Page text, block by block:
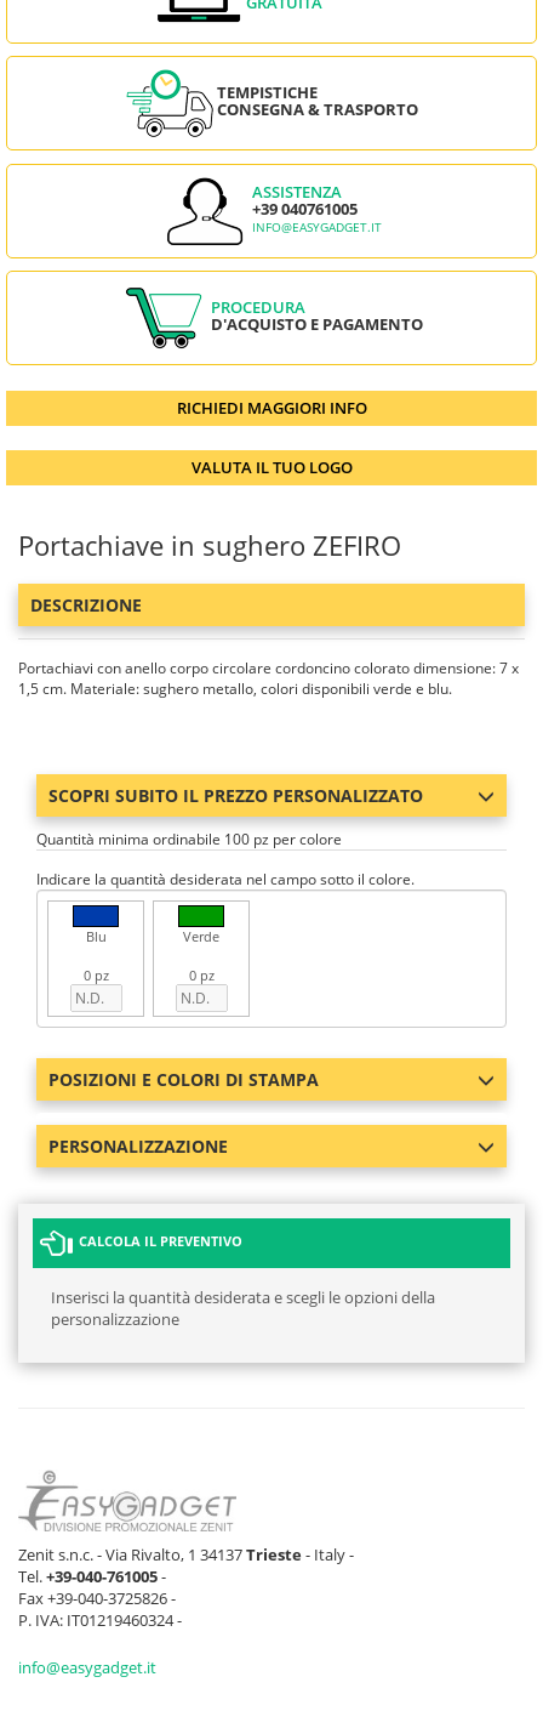
TEMPISTICHE
CONSEGNA & TRASPORTO
ASSISTENZA
+39 040761005
INFO@EASYGADGET.IT
PROCEDURA
D'ACQUISTO E PAGAMENTO
RICHIEDI MAGGIORI INFO
VALUTA IL TUO LOGO
Portachiave in sughero ZEFIRO
DESCRIZIONE
Portachiavi con anello corpo circolare cordoncino colorato dimensione: 7 x
1,5 cm. Materiale: sughero metallo, colori disponibili verde e blu.
SCOPRI SUBITO IL PREZZO PERSONALIZZATO
Quantità minima ordinabile 100 pz per colore
Indicare la quantità desiderata nel campo sotto il colore.
Blu
0 pz
Verde
0 pz
POSIZIONI E COLORI DI STAMPA
PERSONALIZZAZIONE
CALCOLA IL PREVENTIVO
Inserisci la quantità desiderata e scegli le opzioni della
personalizzazione
Zenit s.n.c. - Via Rivalto, 1 34137Trieste- Italy -
Tel.+39-040-761005-
Fax +39-040-3725826 -
P. IVA: IT01219460324 -
info@easygadget.it